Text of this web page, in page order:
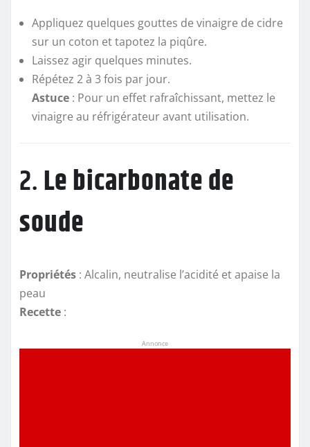
Appliquez quelques gouttes de vinaigre de cidre
sur un coton et tapotez la piqûre.
Laissez agir quelques minutes.
Répétez 2 à 3 fois par jour.
Astuce : Pour un effet rafraîchissant, mettez le
vinaigre au réfrigérateur avant utilisation.
2.Le bicarbonate de
soude
Propriétés : Alcalin, neutralise l’acidité et apaise la
peau
Recette :
Annonce